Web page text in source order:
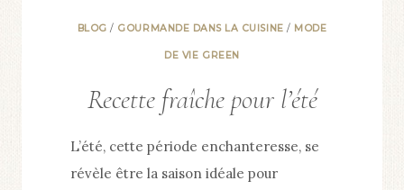
BLOG / GOURMANDE DANS LA CUISINE / MODE
DE VIE GREEN
Recette fraîche pour l’été
L’été, cette période enchanteresse, se
révèle être la saison idéale pour